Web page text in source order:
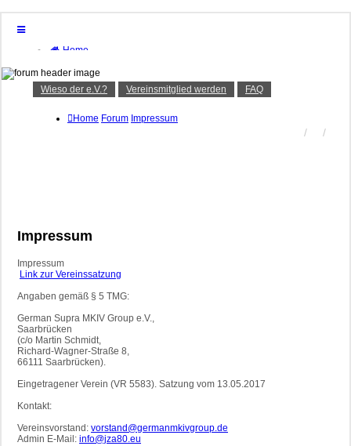
Home
Wieso der e.V.?
Vereinsmitglied werden
FAQ
Anmelden
Wieso der e.V.? Vereinsmitglied werden FAQ
Home Forum Impressum
Impressum
Impressum
Link zur Vereinssatzung
Angaben gemäß § 5 TMG:
German Supra MKIV Group e.V.,
Saarbrücken
(c/o Martin Schmidt,
Richard-Wagner-Straße 8,
66111 Saarbrücken).
Eingetragener Verein (VR 5583). Satzung vom 13.05.2017
Kontakt:
Vereinsvorstand: vorstand@germanmkivgroup.de
Admin E-Mail: info@jza80.eu